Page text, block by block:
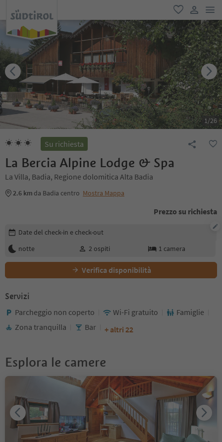
favoriti
user link
1/26
Su richiesta
La Bercia Alpine Lodge & Spa
La Villa, Badia, Regione dolomitica Alta Badia
2.6 km da Badia centro Mostra Mappa
Prezzo su richiesta
Modifica i dettagli della prenotazione
Date del check-in e check-out
notte
2 ospiti 1 camera
Verifica disponibilità
Servizi
Parcheggio non coperto Wi-Fi gratuito
Famiglie
Zona tranquilla
Bar + altri 22
Esplora le camere